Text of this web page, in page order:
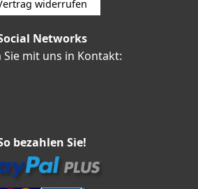
widerrufen
Networks
Sie mit uns in Kontakt:
bezahlen Sie!